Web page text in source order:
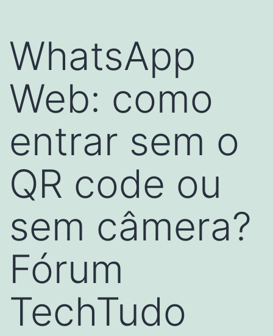
WhatsApp
Web: como
entrar sem o
QR code ou
sem câmera?
Fórum
TechTudo